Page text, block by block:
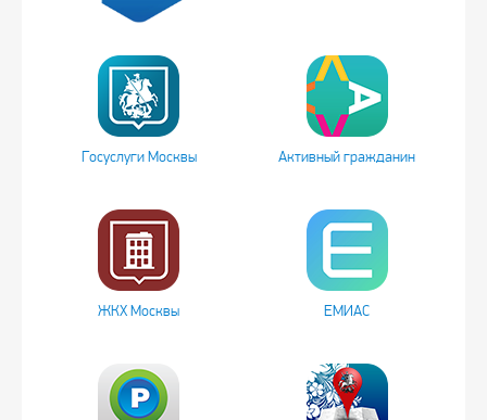
Госуслуги Москвы Активный гражданин
ЖКХ Москвы ЕМИАС